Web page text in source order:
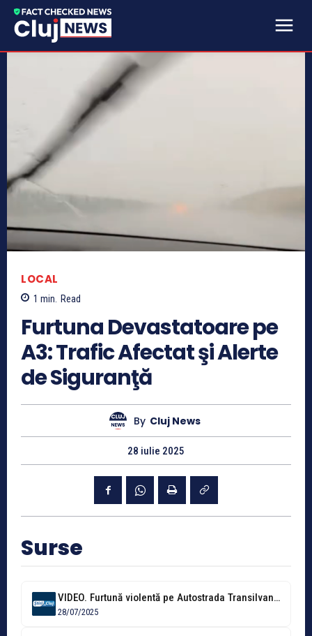
LOCAL
1 min. Read
Furtuna Devastatoare pe
A3: Trafic Afectat şi Alerte
de Siguranţă
By Cluj News
28 iulie 2025
Surse
VIDEO. Furtună violentă pe Autostrada Transilvania A3: Imaginile care îngrozesc orice șofer...
28/07/2025